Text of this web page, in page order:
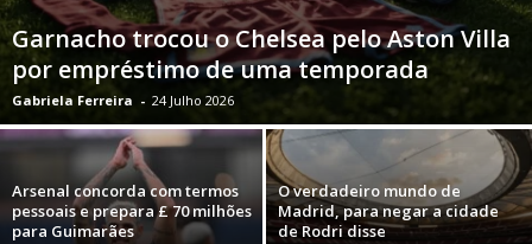
Garnacho trocou o Chelsea pelo Aston Villa
por empréstimo de uma temporada
Gabriela Ferreira - 24 Julho 2026
Arsenal concorda com termos
pessoais e prepara £ 70 milhões
para Guimarães
O verdadeiro mundo de
Madrid, para negar a cidade
de Rodri disse